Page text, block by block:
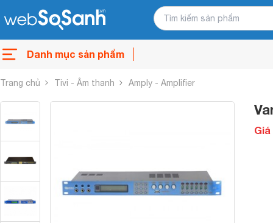
Danh mục sản phẩm
Trang chủ Tivi - Âm thanh Amply - Amplifier
Giá